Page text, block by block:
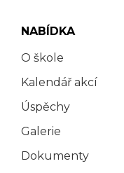
NABÍDKA
O škole
Kalendář akcí
Úspěchy
Galerie
Dokumenty